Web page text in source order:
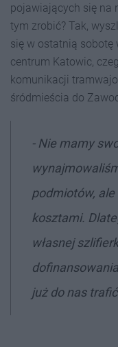
pojawiających się na
tym zrobić? Tak,
się w ostatnią sobotę
centrum Katowic,
komunikacji
śródmieścia do
- Nie mamy
podmiotów, ale
kosztami.
własnej
już do nas